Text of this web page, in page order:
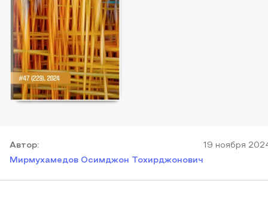
Автор:
Мирмухамедов Осимджон Тохирджонович
19 ноября